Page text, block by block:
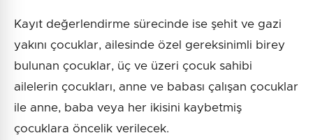
Kayıt değerlendirme sürecinde ise şehit ve gazi
yakını çocuklar, ailesinde özel gereksinimli birey
bulunan çocuklar, üç ve üzeri çocuk sahibi
ailelerin çocukları, anne ve babası çalışan çocuklar
ile anne, baba veya her ikisini kaybetmiş
çocuklara öncelik verilecek.